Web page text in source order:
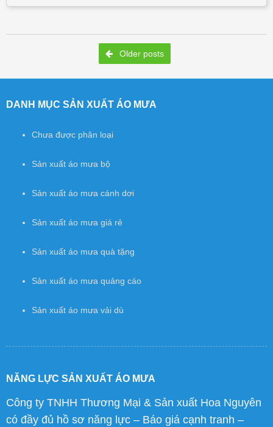
DANH MỤC SẢN XUẤT ÁO MƯA
Chưa được phân loại
Sản xuất áo mưa bộ
Sản xuất áo mưa cánh dơi
Sản xuất áo mưa giá rẻ
Sản xuất áo mưa quà tặng
Sản xuất áo mưa quảng cáo
Sản xuất áo mưa vải dù
NĂNG LỰC SẢN XUẤT ÁO MƯA
Công ty TNHH Thương Mại & Sản xuất Hoa Nguyên
có đầy đủ hồ sơ năng lực – Báo giá cạnh tranh –
Post navigation
Older posts